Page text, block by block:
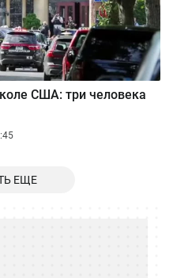
США: три человека
ЕЩЕ